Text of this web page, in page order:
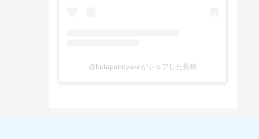
@butapanoyakoがシェアした投稿